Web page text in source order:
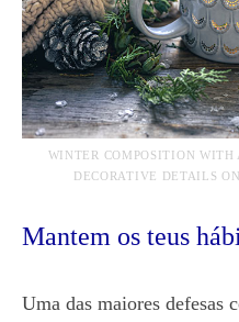
WINTER COMPOSITION WITH
DECORATIVE DETAILS
Mantem os teus
Uma das maiores defesas